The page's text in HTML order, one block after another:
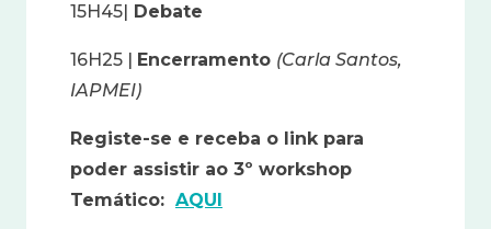
15H45| Debate
16H25 | Encerramento (Carla Santos,
IAPMEI)
Registe-se e receba o link para
poder assistir ao 3º workshop
Temático: AQUI